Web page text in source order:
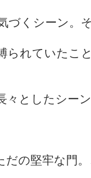
づくシーン。
られていたこ
としたシー
の堅牢な門